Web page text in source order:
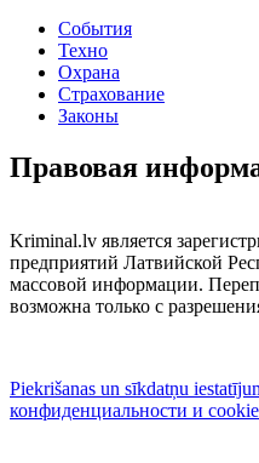
События
Техно
Охрана
Страхование
Законы
Правовая
Kriminal.lv является
предприятий Латвийской
массовой информации.
возможна только с
Piekrišanas un sīkdatņu
конфиденциальности и